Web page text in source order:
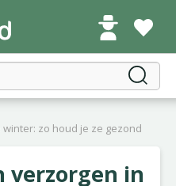
zo houd je ze gezond
verzorgen in